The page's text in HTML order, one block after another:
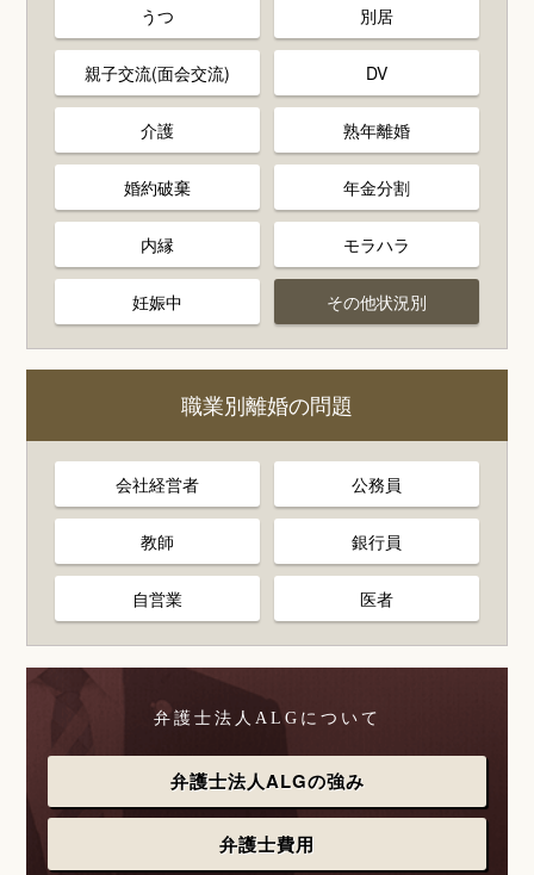
うつ 別居
親子交流(面会交流) DV
介護 熟年離婚
婚約破棄 年金分割
内縁 モラハラ
妊娠中 その他状況別
職業別離婚の問題
会社経営者 公務員
教師 銀行員
自営業 医者
弁護士法人ALGについて
弁護士法人ALGの強み
弁護士費用